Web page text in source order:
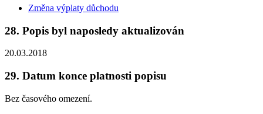
Změna výplaty důchodu
28. Popis byl naposledy aktualizován
20.03.2018
29. Datum konce platnosti popisu
Bez časového omezení.